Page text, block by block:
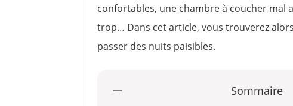
confortables, une chambre à coucher mal
trop… Dans cet article, vous trouverez
passer des nuits paisibles.
Sommaire